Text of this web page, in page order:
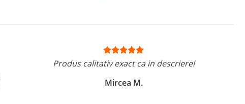
Produs calitativ exact ca in descriere!
Mircea M.